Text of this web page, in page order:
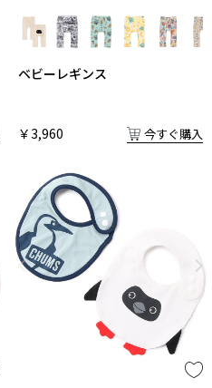
ベビーレギンス
￥3,960 今すぐ購入